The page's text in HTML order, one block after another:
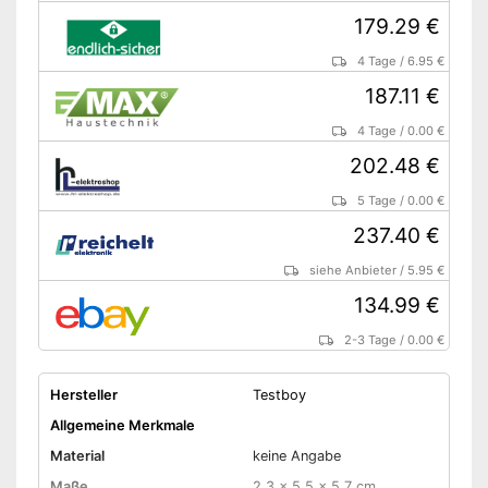
179.29 €
4 Tage /6.95 €
187.11 €
4 Tage /0.00 €
202.48 €
5 Tage /0.00 €
237.40 €
siehe Anbieter / 5.95 €
134.99 €
2-3 Tage /0.00 €
Hersteller
Testboy
Allgemeine Merkmale
Material
keine Angabe